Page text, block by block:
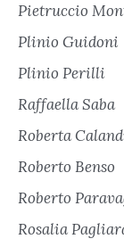
Pietruccio
Plinio Guidoni
Plinio Perilli
Raffaella Saba
Roberta
Roberto Benso
Roberto
Rosalia